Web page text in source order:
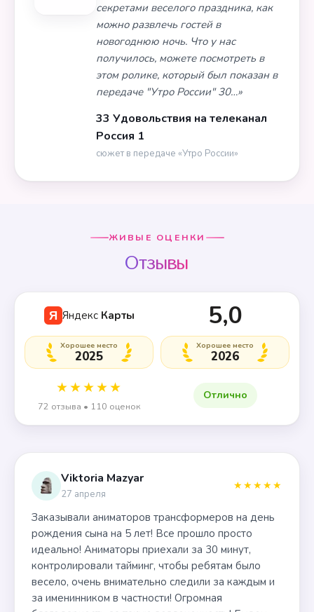
секретами веселого праздника, как
можно развлечь гостей в
новогоднюю ночь. Что у нас
получилось, можете посмотреть в
этом ролике, который был показан в
передаче "Утро России" 30…»
33 Удовольствия на телеканал
Россия 1
сюжет в передаче «Утро России»
ЖИВЫЕ ОЦЕНКИ
Отзывы
Я Яндекс Карты 5,0
★★★★★
72 отзыва • 110 оценок
Хорошее место
2025
Хорошее место
2026
Отлично
Viktoria Mazyar
27 апреля
★★★★★
Заказывали аниматоров трансформеров на день
рождения сына на 5 лет! Все прошло просто
идеально! Аниматоры приехали за 30 минут,
контролировали тайминг, чтобы ребятам было
весело, очень внимательно следили за каждым и
за именинником в частности! Огромная